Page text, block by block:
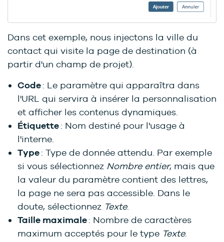
Dans cet exemple, nous injectons la ville du
contact qui visite la page de destination (à
partir d'un champ de projet).
Code: Le paramètre qui apparaîtra dans
l'URL qui servira à insérer la personnalisation
et afficher les contenus dynamiques.
Étiquette: Nom destiné pour l'usage à
l'interne.
Type: Type de donnée attendu. Par exemple
si vous sélectionnez Nombre entier, mais que
la valeur du paramètre contient des lettres,
la page ne sera pas accessible. Dans le
doute, sélectionnez Texte.
Taille maximale: Nombre de caractères
maximum acceptés pour le type Texte.